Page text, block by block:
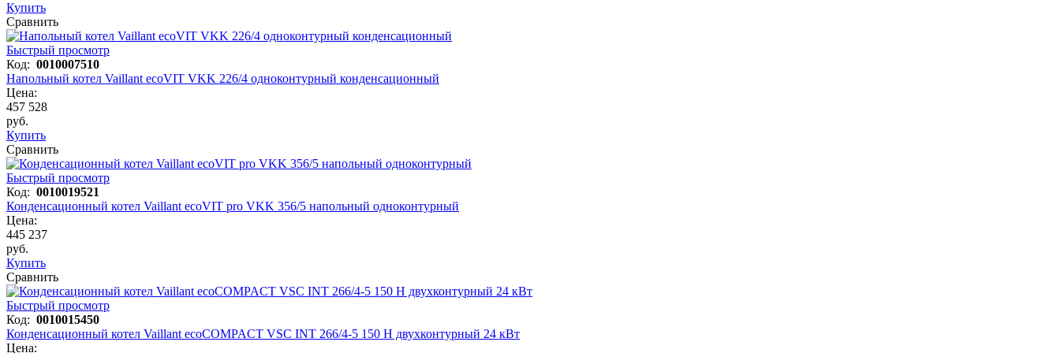
Купить
Сравнить
Быстрый просмотр
Код: 0010007510
Напольный котел Vaillant ecoVIT VKK 226/4 одноконтурный конденсационный
Цена:
457 528
руб.
Купить
Сравнить
Быстрый просмотр
Код: 0010019521
Конденсационный котел Vaillant ecoVIT pro VKK 356/5 напольный одноконтурный
Цена:
445 237
руб.
Купить
Сравнить
Быстрый просмотр
Код: 0010015450
Конденсационный котел Vaillant ecoCOMPACT VSC INT 266/4-5 150 H двухконтурный 24 кВт
Цена: